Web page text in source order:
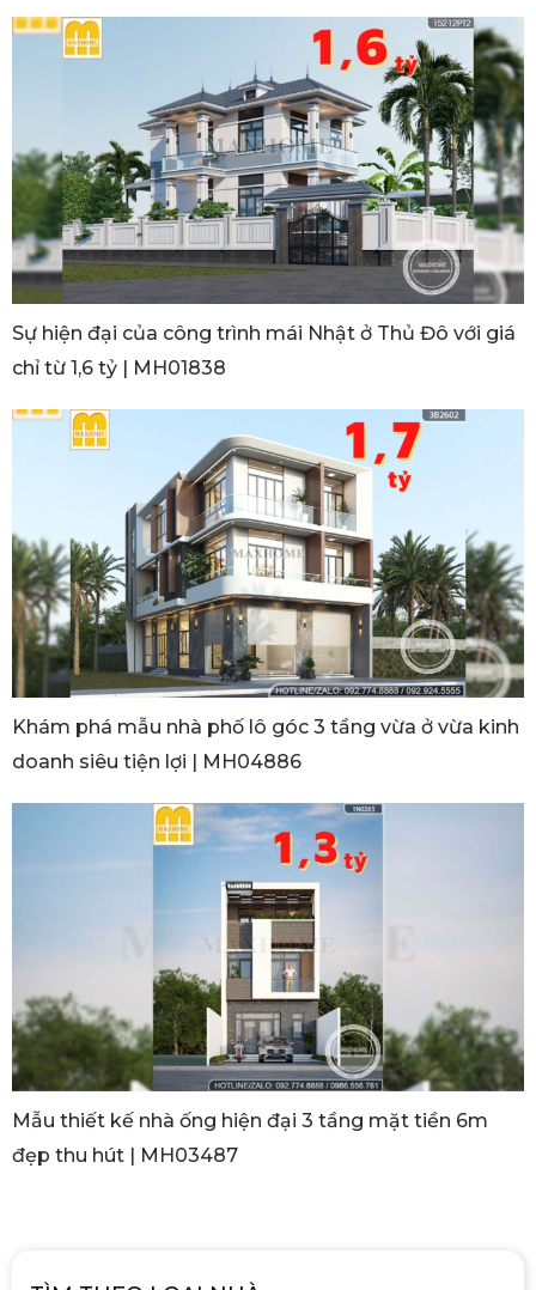
Sự hiện đại của công trình mái Nhật ở Thủ Đô với giá
chỉ từ 1,6 tỷ | MH01838
Khám phá mẫu nhà phố lô góc 3 tầng vừa ở vừa kinh
doanh siêu tiện lợi | MH04886
Mẫu thiết kế nhà ống hiện đại 3 tầng mặt tiền 6m
đẹp thu hút | MH03487